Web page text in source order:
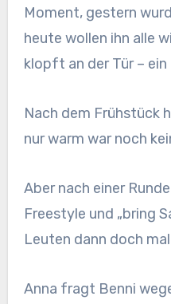
Moment, gestern
heute wollen ihn alle
klopft an der Tür –
Nach dem Frühstück
nur warm war noch
Aber nach einer Runde
Freestyle und „bring
Leuten dann doch
Anna fragt Benni